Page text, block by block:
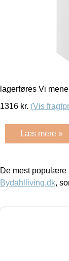
lagerføres Vi
1316 kr. (Vis
Læs mere »
De mest populære
Bydahlliving.dk,